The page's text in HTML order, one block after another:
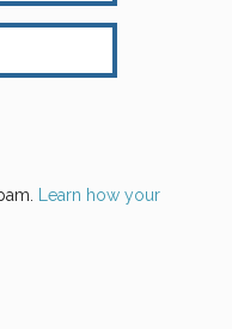
Learn how your